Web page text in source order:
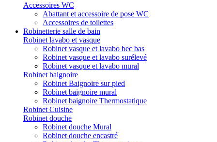
Accessoires WC
Abattant et accessoire de pose WC
Accessoires de toilettes
Robinetterie salle de bain
Robinet lavabo et vasque
Robinet vasque et lavabo bec bas
Robinet vasque et lavabo surélevé
Robinet vasque et lavabo mural
Robinet baignoire
Robinet Baignoire sur pied
Robinet baignoire mural
Robinet baignoire Thermostatique
Robinet Cuisine
Robinet douche
Robinet douche Mural
Robinet douche encastré